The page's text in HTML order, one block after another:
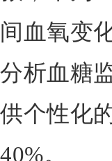
间血氧变
分析血糖
供个性化
40%。